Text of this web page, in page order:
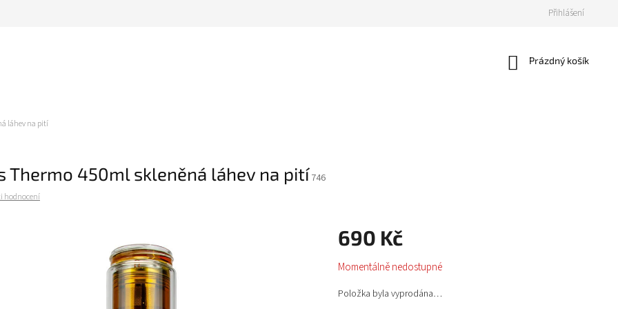
Přihlášení
Nákupní
Prázdný košík
láhev na pití
Thermo 450ml skleněná láhev na pití 746
hodnocení
690 Kč
Měrná
cena:
Momentálně nedostupné
Položka byla vyprodána…